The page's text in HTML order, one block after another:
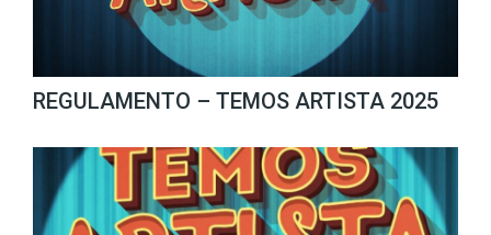
REGULAMENTO – TEMOS ARTISTA 2025